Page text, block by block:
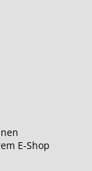
E-Shop